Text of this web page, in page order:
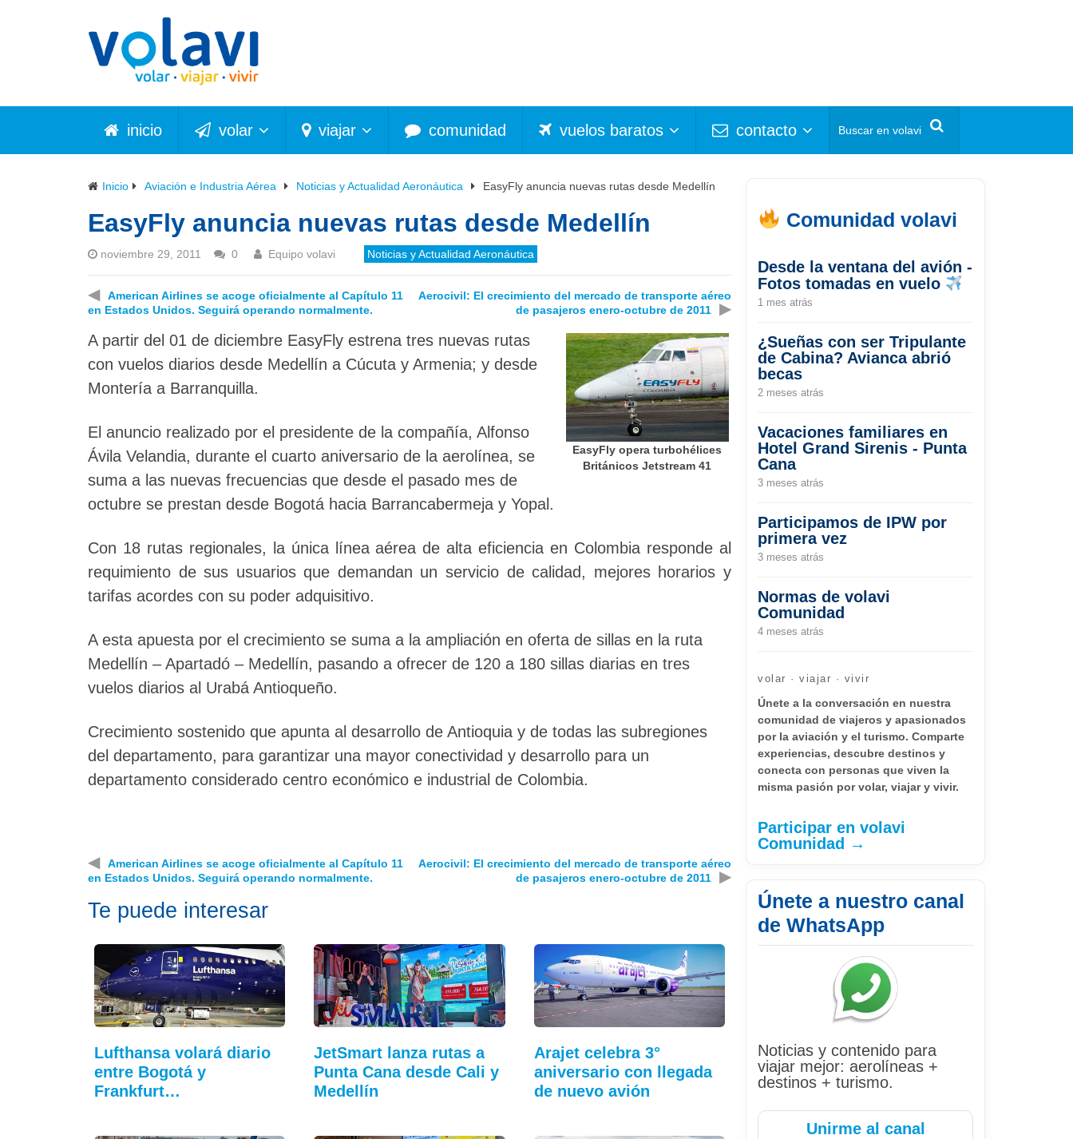
inicio volar viajar comunidad vuelos baratos contacto
Inicio Aviación e Industria Aérea Noticias y Actualidad Aeronáutica EasyFly anuncia nuevas rutas desde Medellín
EasyFly anuncia nuevas rutas desde Medellín
noviembre 29, 2011 0 Equipo volavi Noticias y Actualidad Aeronáutica
◀
American Airlines se acoge oficialmente al Capítulo 11
en Estados Unidos. Seguirá operando normalmente.
Aerocivil: El crecimiento del mercado de transporte aéreo
de pasajeros enero-octubre de 2011
▶
EasyFly opera turbohélices
Británicos Jetstream 41
A partir del 01 de diciembre EasyFly estrena tres nuevas rutas
con vuelos diarios desde Medellín a Cúcuta y Armenia; y desde
Montería a Barranquilla.
El anuncio realizado por el presidente de la compañía, Alfonso
Ávila Velandia, durante el cuarto aniversario de la aerolínea, se
suma a las nuevas frecuencias que desde el pasado mes de
octubre se prestan desde Bogotá hacia Barrancabermeja y Yopal.
Con 18 rutas regionales, la única línea aérea de alta eficiencia en Colombia responde al
requimiento de sus usuarios que demandan un servicio de calidad, mejores horarios y
tarifas acordes con su poder adquisitivo.
A esta apuesta por el crecimiento se suma a la ampliación en oferta de sillas en la ruta
Medellín – Apartadó – Medellín, pasando a ofrecer de 120 a 180 sillas diarias en tres
vuelos diarios al Urabá Antioqueño.
Crecimiento sostenido que apunta al desarrollo de Antioquia y de todas las subregiones
del departamento, para garantizar una mayor conectividad y desarrollo para un
departamento considerado centro económico e industrial de Colombia.
◀
American Airlines se acoge oficialmente al Capítulo 11
en Estados Unidos. Seguirá operando normalmente.
Aerocivil: El crecimiento del mercado de transporte aéreo
de pasajeros enero-octubre de 2011
▶
Te puede interesar
Lufthansa volará diario
entre Bogotá y
Frankfurt…
JetSmart lanza rutas a
Punta Cana desde Cali y
Medellín
Arajet celebra 3°
aniversario con llegada
de nuevo avión
Comunidad volavi
Desde la ventana del avión -
Fotos tomadas en vuelo
1 mes atrás
¿Sueñas con ser Tripulante
de Cabina? Avianca abrió
becas
2 meses atrás
Vacaciones familiares en
Hotel Grand Sirenis - Punta
Cana
3 meses atrás
Participamos de IPW por
primera vez
3 meses atrás
Normas de volavi
Comunidad
4 meses atrás
volar · viajar · vivir
Únete a la conversación en nuestra
comunidad de viajeros y apasionados
por la aviación y el turismo. Comparte
experiencias, descubre destinos y
conecta con personas que viven la
misma pasión por volar, viajar y vivir.
Participar en volavi
Comunidad →
Únete a nuestro canal
de WhatsApp
Noticias y contenido para
viajar mejor: aerolíneas +
destinos + turismo.
Unirme al canal